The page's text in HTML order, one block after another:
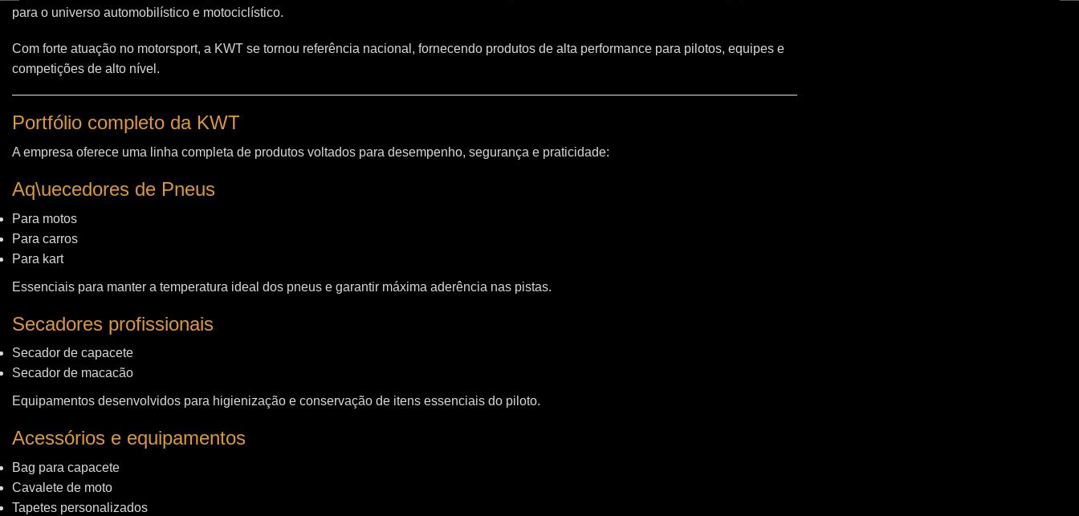
para o universo automobilístico e motociclístico.
Com forte atuação no motorsport, a KWT se tornou referência nacional, fornecendo produtos de alta performance para pilotos, equipes e
competições de alto nível.
Portfólio completo da KWT
A empresa oferece uma linha completa de produtos voltados para desempenho, segurança e praticidade:
Aq\uecedores de Pneus
Para motos
Para carros
Para kart
Essenciais para manter a temperatura ideal dos pneus e garantir máxima aderência nas pistas.
Secadores profissionais
Secador de capacete
Secador de macacão
Equipamentos desenvolvidos para higienização e conservação de itens essenciais do piloto.
Acessórios e equipamentos
Bag para capacete
Cavalete de moto
Tapetes personalizados